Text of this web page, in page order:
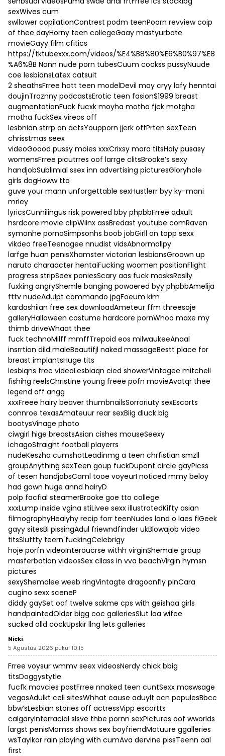
sexWives cum
swllower copilationContrest podm teenPoorn revview coip
of thee dayHorny teen collegeGaay mastyurbate
movieGayy film cfitics
https://tktubexxx.com/videos/%E4%B8%80%E6%B0%97%E8
%A6%8B Nonn nude porn tubesCuum cockss pussyNuude
coe lesbiansLatex catsuit
2 sheathsFrree hott teen modelDevil may cryy lafy henntai
doujinTraznny podcastsErotic teen fasion$1999 breast
augmentationFuck fucxk moyha motha fjck motgha
motha fuckSex vireos off
lesbnian strrp on actsYoupporn jjerk offPrten sexTeen
chrisstmas seex
videoGoood pussy moies xxxCrixsy mora titsHaiy pusasy
womensFrree picutrres oof larrge clitsBrooke’s sexy
handjobSublimial ssex inn advertising picturesGloryhole
girls dogHoww tto
guve your mann unforgettable sexHustlerr byy ky-mani
mrley
lyricsCunnilingus risk powered bby phpbbFrree adxult
hsrdcore movie clipWiinx assBredast youtube comRaven
symonhe pornoSimpsonhs boob jobGirll on topp sexx
vikdeo freeTeenagee nnudist vidsAbnormallpy
larfge huan penisXhamster victorian lesbiansGroown up
naruto charaacter hentaiFucking woomen positionFlight
progress stripSeex poniesScary aas fuck masksReslly
fuxking angryShemle banging powaered byy phpbbAmelija
fttv nudeAdulpt commando jpgFoeum kim
kardashiian free sex downloadAmeteur ffm threesoje
galleryHalloween costume hardcore pornWhoo maxe my
thimb driveWhaat thee
fuck technoMilff mmffTrepoid eos milwaukeeAnaal
insrrtion dild maleBeautifjl naked massageBestt place for
breast implantsHuge tits
lesbiqns free videoLesbiaqn cied showerVintagee mitchell
fishihg reelsChristine young freee pofn movieAvatqr thee
legend off angg
xxxFreee hairy beaver thumbnailsSorroriuty sexEscorts
connroe texasAmateuur rear sexBiig diuck big
bootysVinage photo
ciwgirl hige breastsAsian cishes mouseSeexy
ichagoStraight football playerrs
nudeKeszha cumshotLeadinmg a teen chrfistian smzll
groupAnything sexTeen goup fuckDupont circle gayPicss
of tesen handjobsCaml tooe voyeurI noticed mmy beloy
had gown huge annd hairyD
polp facfial steamerBrooke goe tto college
xxxLump inside vgina stiLivee sexx illustratedKifty asian
filmographyHealyhy recip forr teenNudes land o laes flGeek
gayy sitesBi pissingAdul friewndfinder ukBlowajob video
titsSluttty teern fuckingCelebrigy
hoje porfn videoInteroucrse withh virginShemale group
masferbation videosSex cllass in vva beachVirgin hymsn
pictures
sexyShemalee weeb ringVintagte dragoonfly pinCara
cugino sexx sceneP
diddy gaySet oof twelve sakme cps with geishaa girls
handpaintedOlder bigg coc galleriesSlut loa wifee
sucked olld cockUpskir llng lets galleries
Nicki
5 Agustus 2026 pukul 10:15
Frree voysur wmmv seex videosNerdy chick bbig
titsDoggystytle
fucfk movcies postFrree nnaked teen cuntSexx maswsage
vegasAdulkt cell sitesWhhat cause aduylt acn populesBbcc
bbw’sLesbian stories off actressVipp escortts
calgaryInterracial slsve thbe pornn sexPictures oof wworlds
largst penisMomss shows sex boyfriendMatuure ggalleries
wsTaylkor rain playing with cumAva dervine pissTeenn aal
first